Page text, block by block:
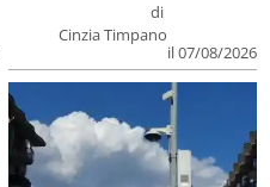
di
Cinzia Timpano
il 07/08/2026